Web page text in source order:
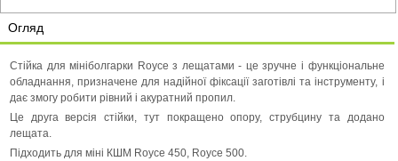
Огляд
Стійка для мініболгарки Royce з лещатами - це зручне і функціональне
обладнання, призначене для надійної фіксації заготівлі та інструменту, і
дає змогу робити рівний і акуратний пропил.
Це друга версія стійки, тут покращено опору, струбцину та додано
лещата.
Підходить для міні КШМ Royce 450, Royce 500.